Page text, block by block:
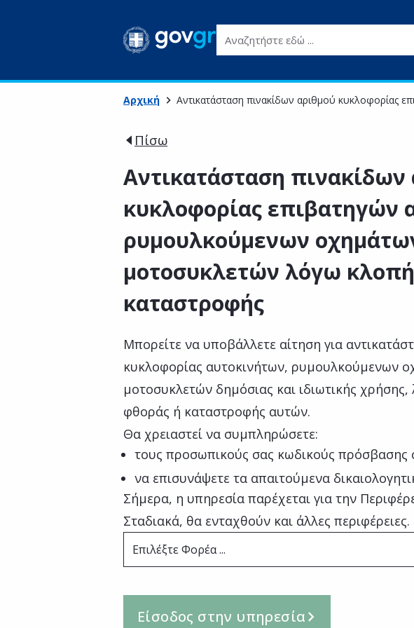
Αναζητήστε εδώ ...
Αρχική Αντικατάσταση πινακίδων αριθμού κυκλοφορίας
Πίσω
Αντικατάσταση πινακίδων
κυκλοφορίας επιβατηγών
ρυμουλκούμενων
μοτοσυκλετών λόγω
καταστροφής
Μπορείτε να υποβάλλετε αίτηση για
κυκλοφορίας αυτοκινήτων, ρυμουλκούμενων
μοτοσυκλετών δημόσιας και ιδιωτικής
φθοράς ή καταστροφής αυτών.
Θα χρειαστεί να συμπληρώσετε:
τους προσωπικούς σας κωδικούς πρόσβασης
να επισυνάψετε τα απαιτούμενα
Σήμερα, η υπηρεσία παρέχεται για την
Σταδιακά, θα ενταχθούν και άλλες περιφέρειες.
Επιλέξτε Φορέα ...
Είσοδος στην υπηρεσία